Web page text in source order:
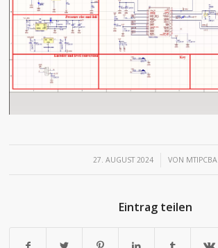
27. AUGUST 2024
/ VON MTIPCBA
Eintrag teilen